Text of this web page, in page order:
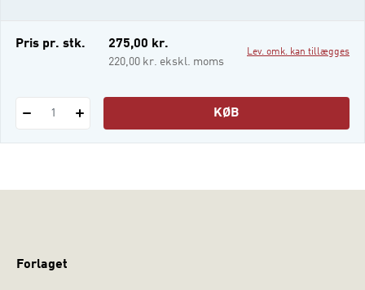
med et – ”sådan plejer vi at gøre her…”. .
Det er bl.
Pris pr. stk. 275,00 kr.
220,00 kr. ekskl. moms
Lev. omk. kan tillægges
1 KØB
Forlaget